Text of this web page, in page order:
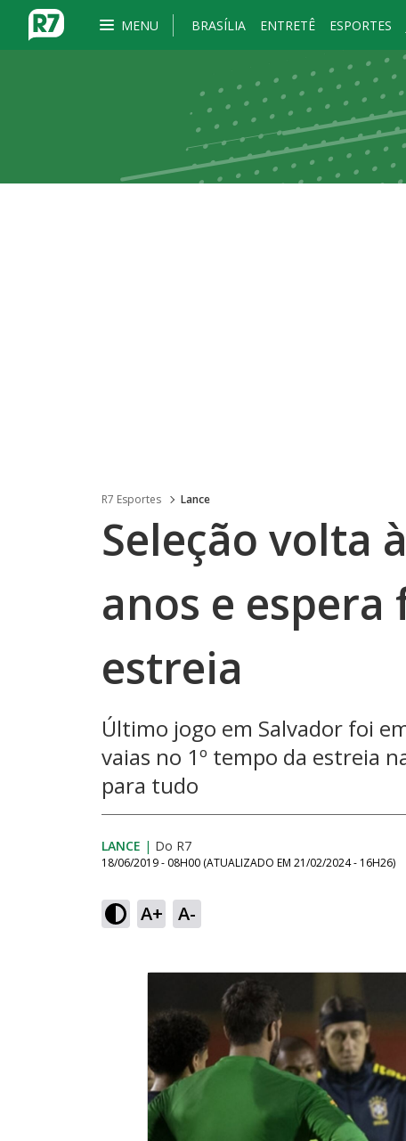
MENU BRASÍLIA ENTRETÊ ESPORTES
R7 Esportes Lance
Seleção volta
anos e
estreia
Último jogo em Salvador foi
vaias no 1º tempo da estreia
para tudo
LANCE | Do R7
18/06/2019 - 08H00 (ATUALIZADO EM 21/02/2024 - 16H26)
A+ A-